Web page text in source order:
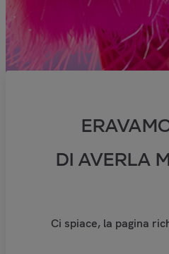
DI AVERLA
Ci spiace, la pagina